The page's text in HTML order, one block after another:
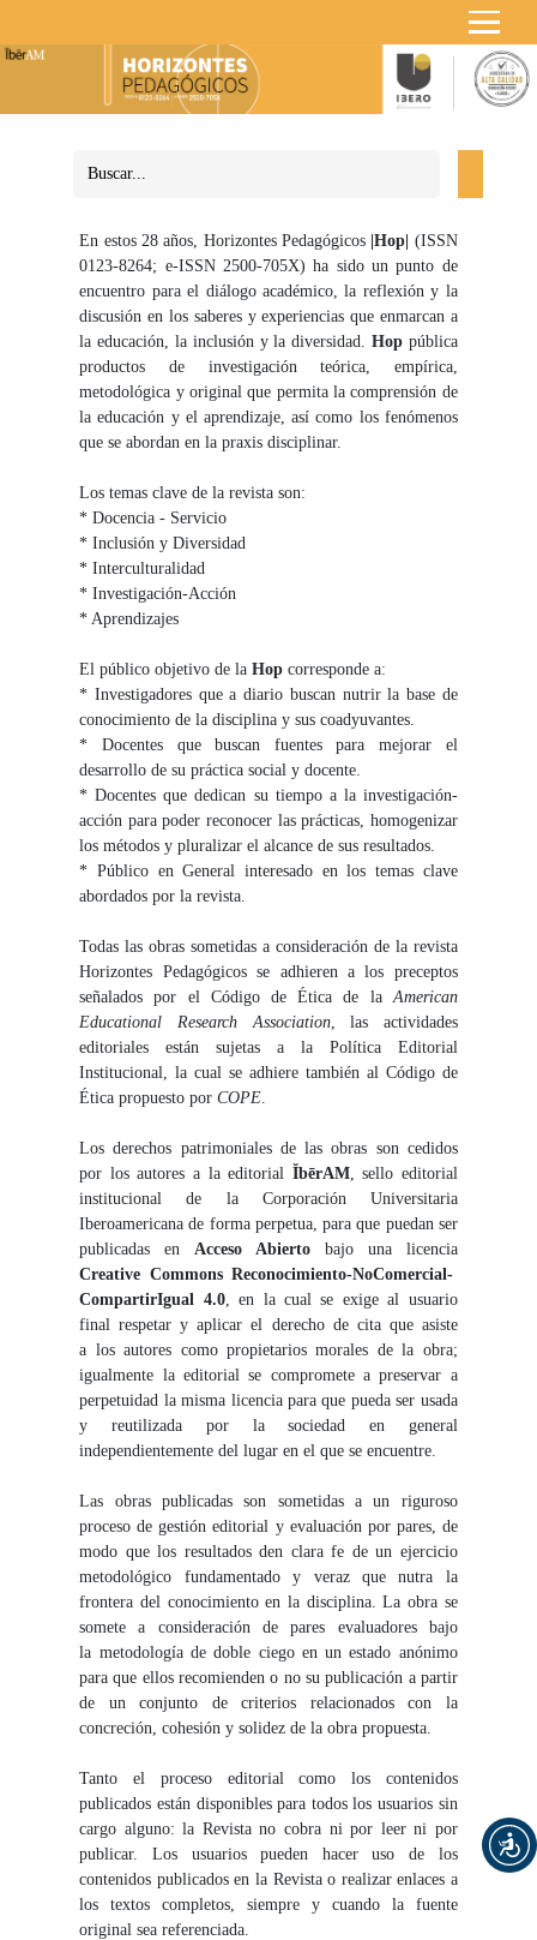
En estos 28 años, Horizontes Pedagógicos |Hop| (ISSN
0123-8264; e-ISSN 2500-705X) ha sido un punto de
encuentro para el diálogo académico, la reflexión y la
discusión en los saberes y experiencias que enmarcan a
la educación, la inclusión y la diversidad. Hoppública
productos de investigación teórica, empírica,
metodológica y original que permita la comprensión de
la educación y el aprendizaje, así como los fenómenos
que se abordan en la praxis disciplinar.
Los temas clave de la revista son:
* Docencia - Servicio
* Inclusión y Diversidad
* Interculturalidad
* Investigación-Acción
* Aprendizajes
El público objetivo de laHop corresponde a:
* Investigadores que a diario buscan nutrir la base de
conocimiento de la disciplina y sus coadyuvantes.
* Docentes que buscan fuentes para mejorar el
desarrollo de su práctica social y docente.
* Docentes que dedican su tiempo a la investigación-
acción para poder reconocer las prácticas, homogenizar
los métodos y pluralizar el alcance de sus resultados.
* Público en General interesado en los temas clave
abordados por la revista.
Todas las obras sometidas a consideración de la revista
Horizontes Pedagógicos se adhieren a los preceptos
señalados por el Código de Ética de la American
Educational Research Association, las actividades
editoriales están sujetas a la Política Editorial
Institucional, la cual se adhiere también al Código de
Ética propuesto porCOPE
Los derechos patrimoniales de las obras son cedidos
por los autores a la editorial ĬbērAM, sello editorial
institucional de la Corporación Universitaria
Iberoamericana de forma perpetua, para que puedan ser
publicadas en Acceso Abierto bajo una licencia
Creative Commons Reconocimiento-NoComercial-
CompartirIgual 4.0, en la cual se exige al usuario
final respetar y aplicar el derecho de cita que asiste
a los autores como propietarios morales de la obra;
igualmente la editorial se compromete a preservar a
perpetuidad la misma licencia para que pueda ser usada
y reutilizada por la sociedad en general
independientemente del lugar en el que se encuentre.
Las obras publicadas son sometidas a un riguroso
proceso de gestión editorial y evaluación por pares, de
modo que los resultados den clara fe de un ejercicio
metodológico fundamentado y veraz que nutra la
frontera del conocimiento en la disciplina. La obra se
somete a consideración de pares evaluadores bajo
la metodología de doble ciego en un estado anónimo
para que ellos recomienden o no su publicación a partir
de un conjunto de criterios relacionados con la
concreción, cohesión y solidez de la obra propuesta.
Tanto el proceso editorial como los contenidos
publicados están disponibles para todos los usuarios sin
cargo alguno: la Revista no cobra ni por leer ni por
publicar. Los usuarios pueden hacer uso de los
contenidos publicados en la Revista o realizar enlaces a
los textos completos, siempre y cuando la fuente
original sea referenciada.